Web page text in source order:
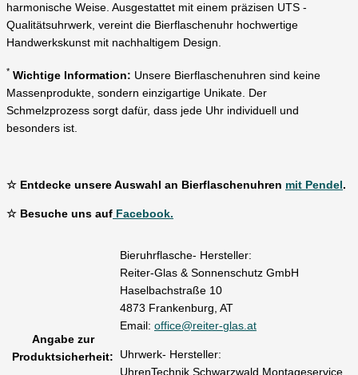
harmonische Weise. Ausgestattet mit einem präzisen UTS -
Qualitätsuhrwerk, vereint die Bierflaschenuhr hochwertige
Handwerkskunst mit nachhaltigem Design.
* Wichtige Information: Unsere Bierflaschenuhren sind keine
Massenprodukte, sondern einzigartige Unikate. Der
Schmelzprozess sorgt dafür, dass jede Uhr individuell und
besonders ist.
☆ Entdecke unsere Auswahl an Bierflaschenuhren mit Pendel .
☆ Besuche uns auf Facebook.
Angabe zur
Produktsicherheit:
Bieruhrflasche- Hersteller:
Reiter-Glas & Sonnenschutz GmbH
Haselbachstraße 10
4873 Frankenburg, AT
Email: office@reiter-glas.at
Uhrwerk- Hersteller:
UhrenTechnik Schwarzwald Montageservice